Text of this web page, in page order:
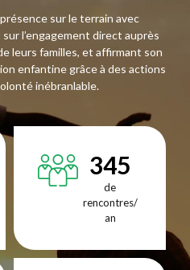
sur le terrain avec
l’engagement direct auprès
leurs familles, et affirmant son
enfantine grâce à des actions
inébranlable.
345
de
rencontres/
an